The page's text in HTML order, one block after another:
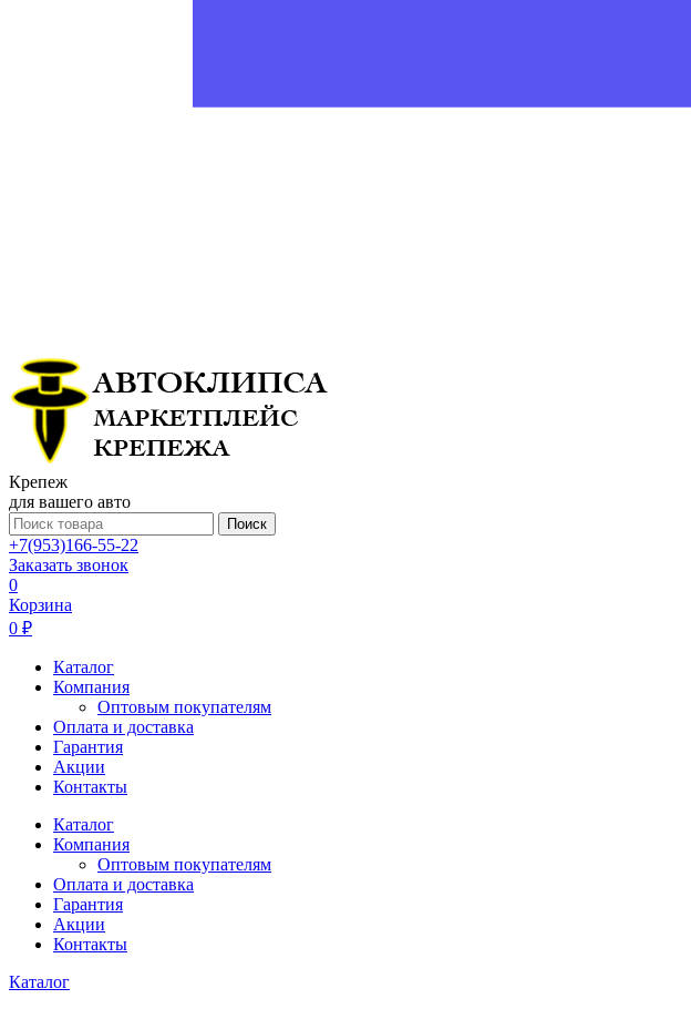
Крепеж
для вашего авто
Поиск
+7(953)166-55-22
Заказать звонок
0
Корзина
0 ₽
Каталог
Компания
Оптовым покупателям
Оплата и доставка
Гарантия
Акции
Контакты
Каталог
Компания
Оптовым покупателям
Оплата и доставка
Гарантия
Акции
Контакты
Каталог